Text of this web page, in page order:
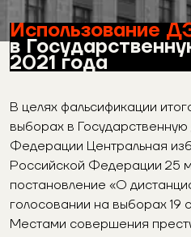
Использование
в
2021 года
В целях фальсификации
выборах в
Федерации Центральная
Российской Федерации 25
постановление «О
голосовании на выборах 19
Местами совершения